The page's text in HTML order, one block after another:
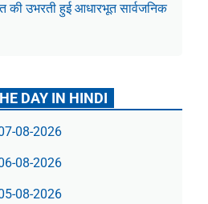
की उभरती हुई आधारभूत सार्वजनिक
DAY IN HINDI
08-2026
08-2026
08-2026